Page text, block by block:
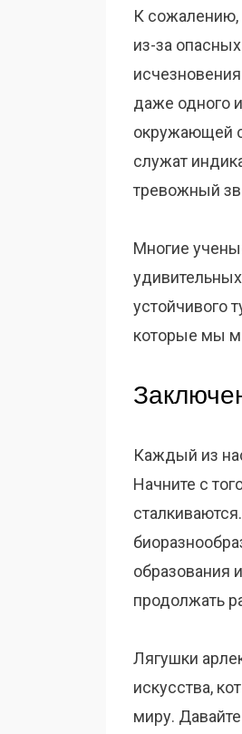
К сожалению,
из-за
даже одного
окружающей
служат
тревожный
Многие
устойчивого
которые мы
Каждый из
Начните с
образования
продолжать
Лягушки
искусства,
миру.